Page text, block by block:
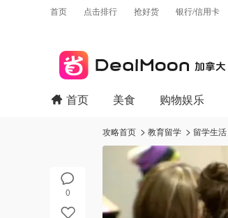
首页 点击排行 抢好货 银行/信用卡
0
首页 美食 购物娱乐
攻略首页 教育留学 留学生活